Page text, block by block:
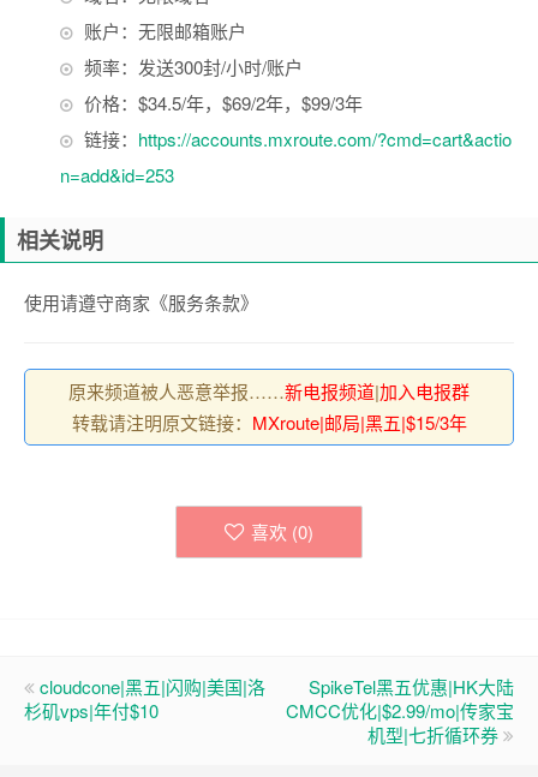
账户：无限邮箱账户
频率：发送300封/小时/账户
价格：$34.5/年，$69/2年，$99/3年
链接： https://accounts.mxroute.com/?cmd=cart&actio
n=add&id=253
相关说明
使用请遵守商家《服务条款》
原来频道被人恶意举报……新电报频道|加入电报群
转载请注明原文链接： MXroute|邮局|黑五|$15/3年
喜欢 (0)
cloudcone|黑五|闪购|美国|洛
杉矶vps|年付$10
SpikeTel黑五优惠|HK大陆
CMCC优化|$2.99/mo|传家宝
机型|七折循环券